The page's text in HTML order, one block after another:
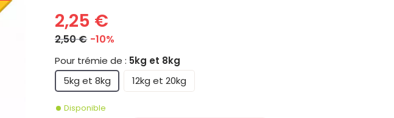
2,25 €
2,50 € -10%
Pour trémie de : 5kg et 8kg
5kg et 8kg
12kg et 20kg
Disponible